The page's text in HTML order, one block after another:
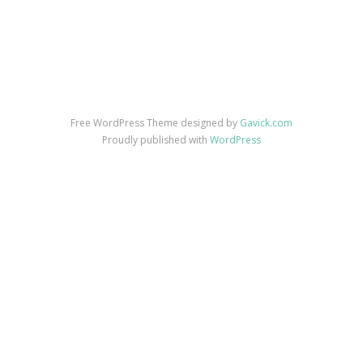
Free WordPress Theme designed by Gavick.com
Proudly published with WordPress